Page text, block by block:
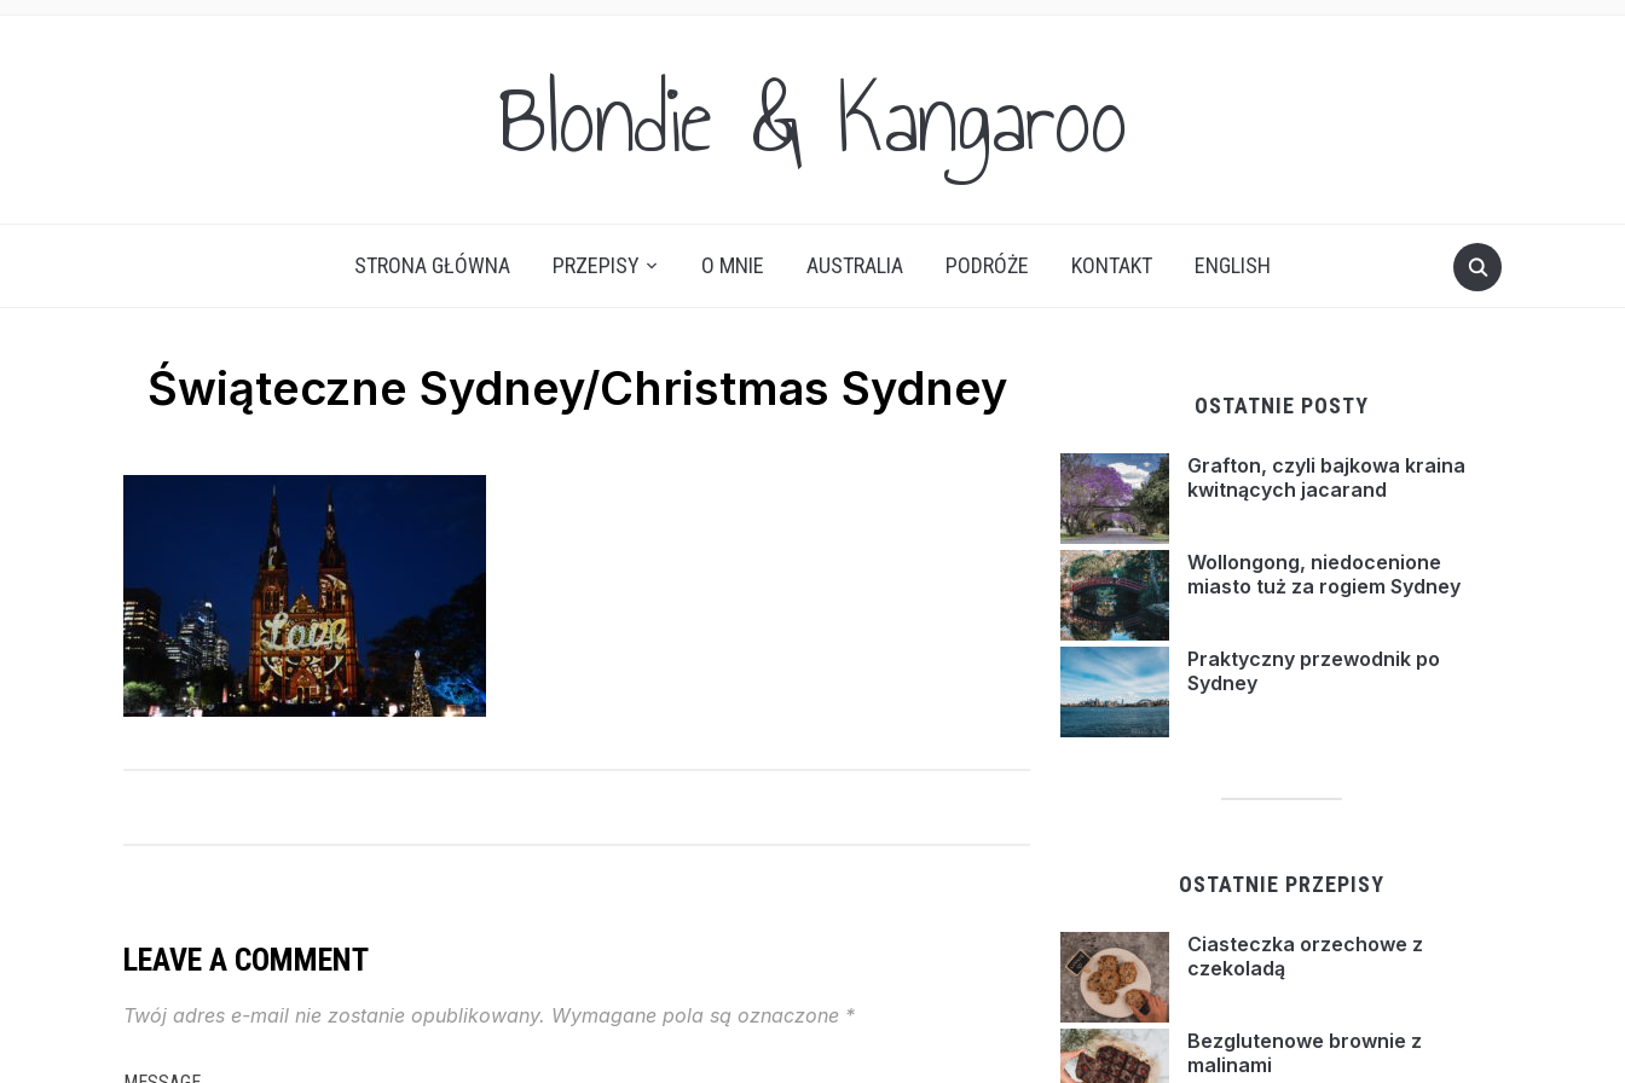
Blondie & Kangaroo
STRONA GŁÓWNA PRZEPISY O MNIE AUSTRALIA PODRÓŻE KONTAKT ENGLISH
Świąteczne Sydney/Christmas Sydney
LEAVE A COMMENT
Twój adres e-mail nie zostanie opublikowany. Wymagane pola są oznaczone *
OSTATNIE POSTY
Grafton, czyli bajkowa kraina
kwitnących jacarand
Wollongong, niedocenione
miasto tuż za rogiem Sydney
Praktyczny przewodnik po
Sydney
OSTATNIE PRZEPISY
Ciasteczka orzechowe z
czekoladą
Bezglutenowe brownie z
malinami